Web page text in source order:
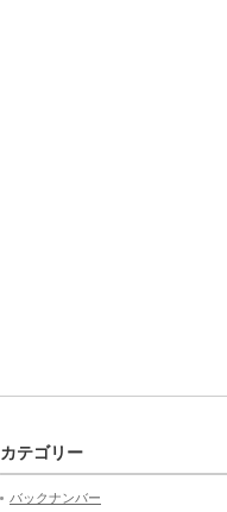
カテゴリー
バックナンバー